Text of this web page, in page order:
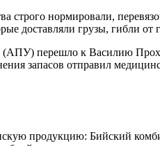
строго нормировали,
доставляли грузы, гибли
перешло к Василию
запасов отправил
продукцию: Бийский